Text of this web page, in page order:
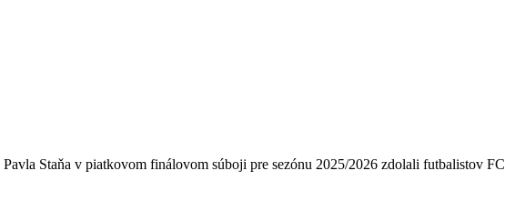
Staňa v piatkovom finálovom súboji pre sezónu 2025/2026 zdolali futbalistov FC